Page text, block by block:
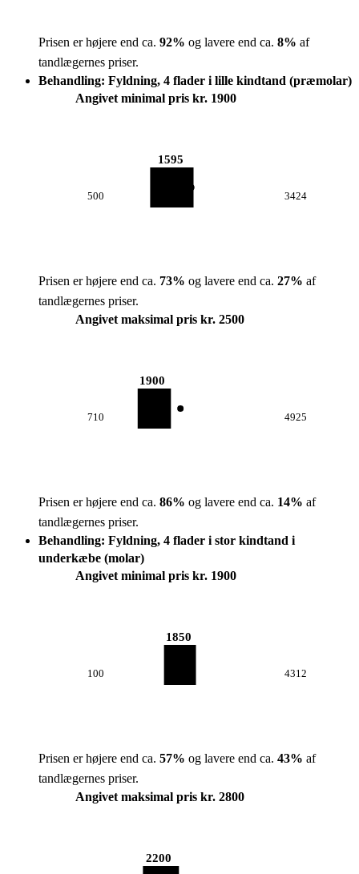
Prisen er højere end ca. 92% og lavere end ca. 8% af
tandlægernes priser.
Behandling: Fyldning, 4 flader i lille kindtand (præmolar)
Angivet minimal pris kr. 1900
500
1595
3424
Prisen er højere end ca. 73% og lavere end ca. 27% af
tandlægernes priser.
Angivet maksimal pris kr. 2500
710
1900
4925
Prisen er højere end ca. 86% og lavere end ca. 14% af
tandlægernes priser.
Behandling: Fyldning, 4 flader i stor kindtand i
underkæbe (molar)
Angivet minimal pris kr. 1900
100
1850
4312
Prisen er højere end ca. 57% og lavere end ca. 43% af
tandlægernes priser.
Angivet maksimal pris kr. 2800
2200